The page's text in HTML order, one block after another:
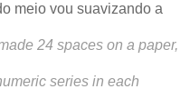
meio vou suavizando a
24 spaces on a paper,
series in each